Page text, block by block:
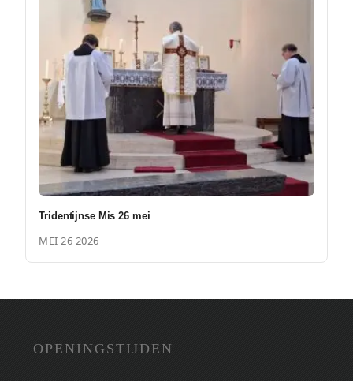
Tridentijnse Mis 26 mei
MEI 26 2026
OPENINGSTIJDEN